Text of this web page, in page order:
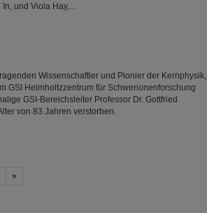
In, und Viola Hay,…
Wissenschaftler und Pionier der Kernphysik,
GSI Helmholtzzentrum für Schwerionenforschung
GSI-Bereichsleiter Professor Dr. Gottfried
von 83 Jahren verstorben.
»